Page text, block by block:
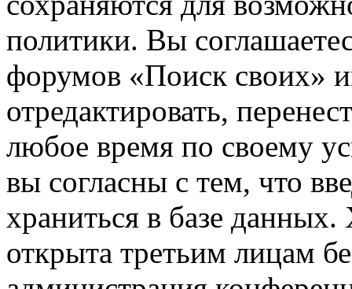
политики. Вы
форумов «Поиск своих»
отредактировать,
любое время по своему
вы согласны с тем, что
храниться в базе
открыта третьим лицам